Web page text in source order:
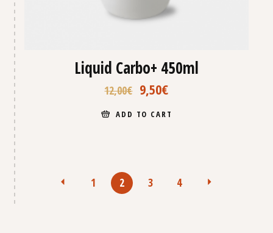
Liquid Carbo+ 450ml
12,00€ 9,50€
ADD TO CART
1 2 3 4